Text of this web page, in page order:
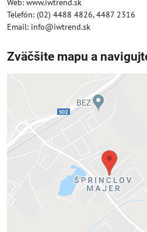
Web: www.iwtrend.sk
Telefón: (02) 4488 4826, 4487 2316
Email: info@iwtrend.sk
Zväčšite mapu a
Externý obsah je
Prajete si načítať externý
Povoliť tentokrát
Povoliť a zapamätať - súhlas
cookie: Funkčné